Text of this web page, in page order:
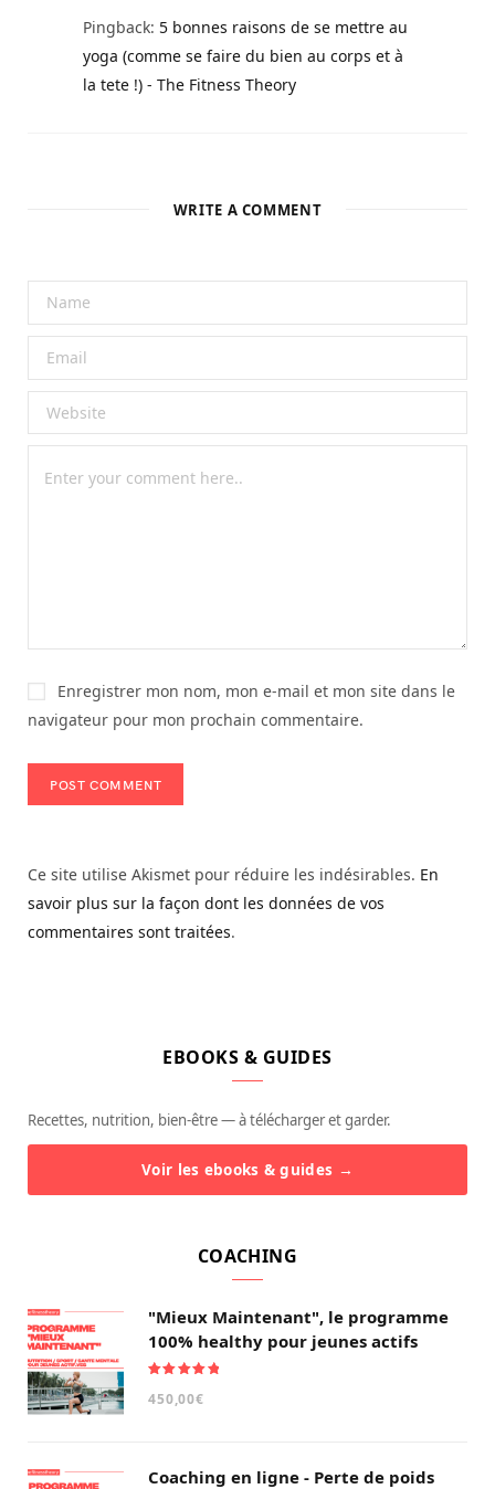
Pingback: 5 bonnes raisons de se mettre au
yoga (comme se faire du bien au corps et à
la tete !) - The Fitness Theory
WRITE A COMMENT
Enregistrer mon nom, mon e-mail et mon site dans le
navigateur pour mon prochain commentaire.
Ce site utilise Akismet pour réduire les indésirables. En
savoir plus sur la façon dont les données de vos
commentaires sont traitées.
EBOOKS & GUIDES
Recettes, nutrition, bien-être — à télécharger et garder.
Voir les ebooks & guides →
COACHING
"Mieux Maintenant", le programme
100% healthy pour jeunes actifs
sur 5
450,00€
Coaching en ligne - Perte de poids